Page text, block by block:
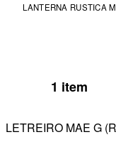
LANTERNA RUSTICA M
1 item